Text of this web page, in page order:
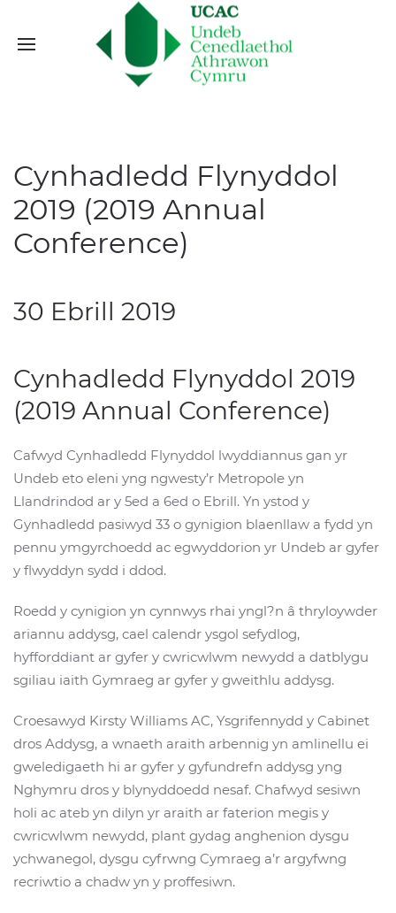
Cynhadledd Flynyddol
2019 (2019 Annual
Conference)
30 Ebrill 2019
Cynhadledd Flynyddol 2019
(2019 Annual Conference)
Cafwyd Cynhadledd Flynyddol lwyddiannus gan yr
Undeb eto eleni yng ngwesty’r Metropole yn
Llandrindod ar y 5ed a 6ed o Ebrill. Yn ystod y
Gynhadledd pasiwyd 33 o gynigion blaenllaw a fydd yn
pennu ymgyrchoedd ac egwyddorion yr Undeb ar gyfer
y flwyddyn sydd i ddod.
Roedd y cynigion yn cynnwys rhai yngl?n â thryloywder
ariannu addysg, cael calendr ysgol sefydlog,
hyfforddiant ar gyfer y cwricwlwm newydd a datblygu
sgiliau iaith Gymraeg ar gyfer y gweithlu addysg.
Croesawyd Kirsty Williams AC, Ysgrifennydd y Cabinet
dros Addysg, a wnaeth araith arbennig yn amlinellu ei
gweledigaeth hi ar gyfer y gyfundrefn addysg yng
Nghymru dros y blynyddoedd nesaf. Chafwyd sesiwn
holi ac ateb yn dilyn yr araith ar faterion megis y
cwricwlwm newydd, plant gydag anghenion dysgu
ychwanegol, dysgu cyfrwng Cymraeg a’r argyfwng
recriwtio a chadw yn y proffesiwn.